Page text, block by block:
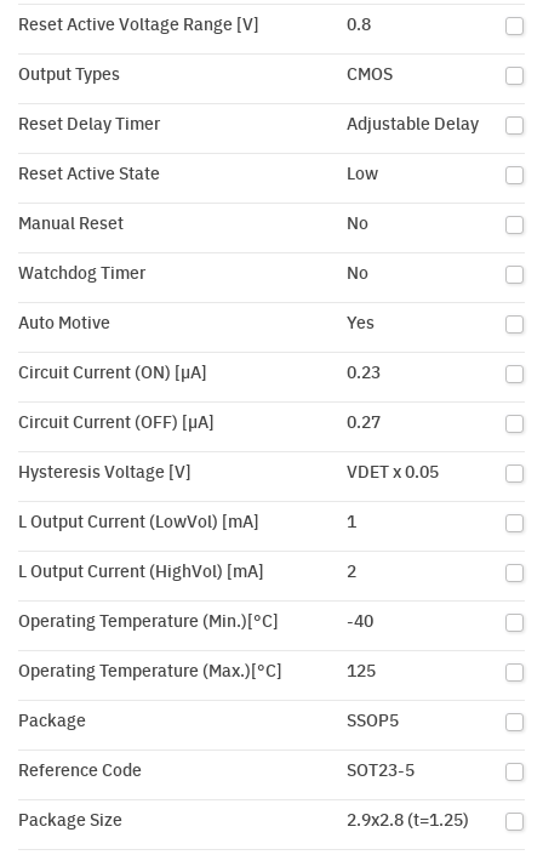
Reset Active Voltage Range [V] 0.8
Output Types CMOS
Reset Delay Timer Adjustable Delay
Reset Active State Low
Manual Reset No
Watchdog Timer No
Auto Motive Yes
Circuit Current (ON) [µA] 0.23
Circuit Current (OFF) [µA] 0.27
Hysteresis Voltage [V] VDET x 0.05
L Output Current (LowVol) [mA] 1
L Output Current (HighVol) [mA] 2
Operating Temperature (Min.)[°C] -40
Operating Temperature (Max.)[°C] 125
Package SSOP5
Reference Code SOT23-5
Package Size 2.9x2.8 (t=1.25)